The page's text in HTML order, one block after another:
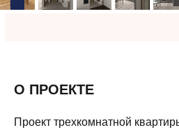
О ПРОЕКТЕ
Проект трехкомнатной